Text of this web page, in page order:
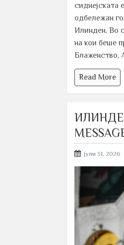
сиднејската
одбележан
Илинден. Во
на кои беше
Блаженство,
Read More
Posted
јули 31, 2026